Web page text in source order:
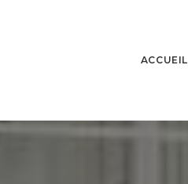
ACCUEIL